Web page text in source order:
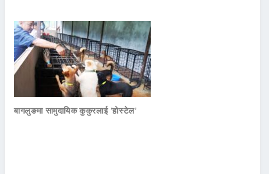
बागलुङमा सामुदायिक कुकुरलाई ‘होस्टेल’